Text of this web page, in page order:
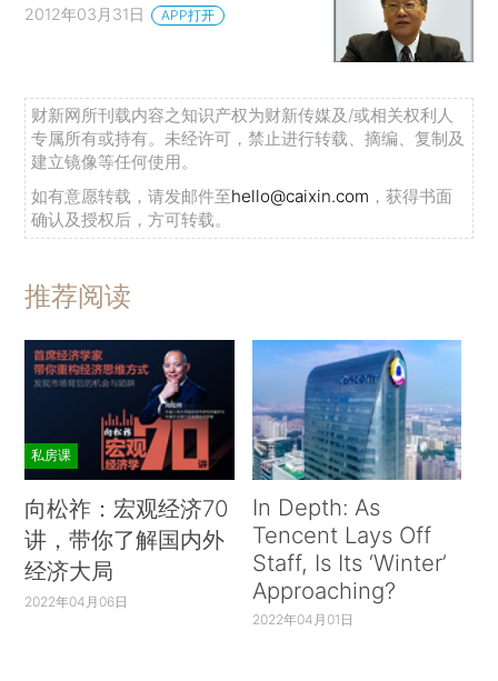
2012年03月31日 APP打开
财新网所刊载内容之知识产权为财新传媒及/或相关权利人
专属所有或持有。未经许可，禁止进行转载、摘编、复制及
建立镜像等任何使用。
如有意愿转载，请发邮件至hello@caixin.com ，获得书面
确认及授权后，方可转载。
推荐阅读
私房课
向松祚：宏观经济70
讲，带你了解国内外
经济大局
2022年04月06日
In Depth: As
Tencent Lays Off
Staff, Is Its ‘Winter’
Approaching?
2022年04月01日